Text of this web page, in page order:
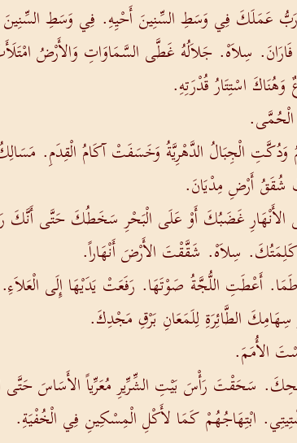
عَمَلَكَ فِي وَسَطِ السِّنِينَ أَحْيِهِ. فِي وَسَطِ
سِلاَهْ. جَلاَلُهُ غَطَّى السَّمَاوَاتِ وَالأَرْضُ
اسْتِتَارُ قُدْرَتِهِ.
الْجِبَالُ الدَّهْرِيَّةُ وَخَسَفَتْ آكَامُ الْقِدَمِ.
شُقَقُ أَرْضِ مِدْيَانَ.
الأَنْهَارِ غَضَبُكَ أَوْ عَلَى الْبَحْرِ سَخَطُكَ حَتَّى
سِلاَهْ. شَقَّقْتَ الأَرْضَ أَنْهَاراً.
أَعْطَتِ اللُّجَّةُ صَوْتَهَا. رَفَعَتْ يَدَيْهَا إِلَى الْعَلاَءِ.
الطَّائِرَةِ لِلَمَعَانِ بَرْقِ مَجْدِكَ.
الأُمَمَ.
رَأْسَ بَيْتِ الشِّرِّيرِ مُعَرِّياً الأَسَاسَ حَتَّى
ابْتِهَاجُهُمْ كَمَا لأَكْلِ الْمِسْكِينِ فِي الْخُفْيَةِ.